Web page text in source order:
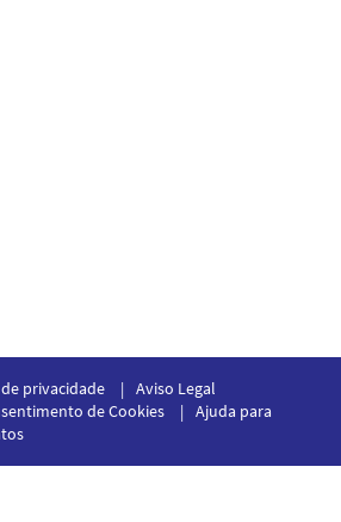
privacidade
Aviso Legal
de Cookies
Ajuda para